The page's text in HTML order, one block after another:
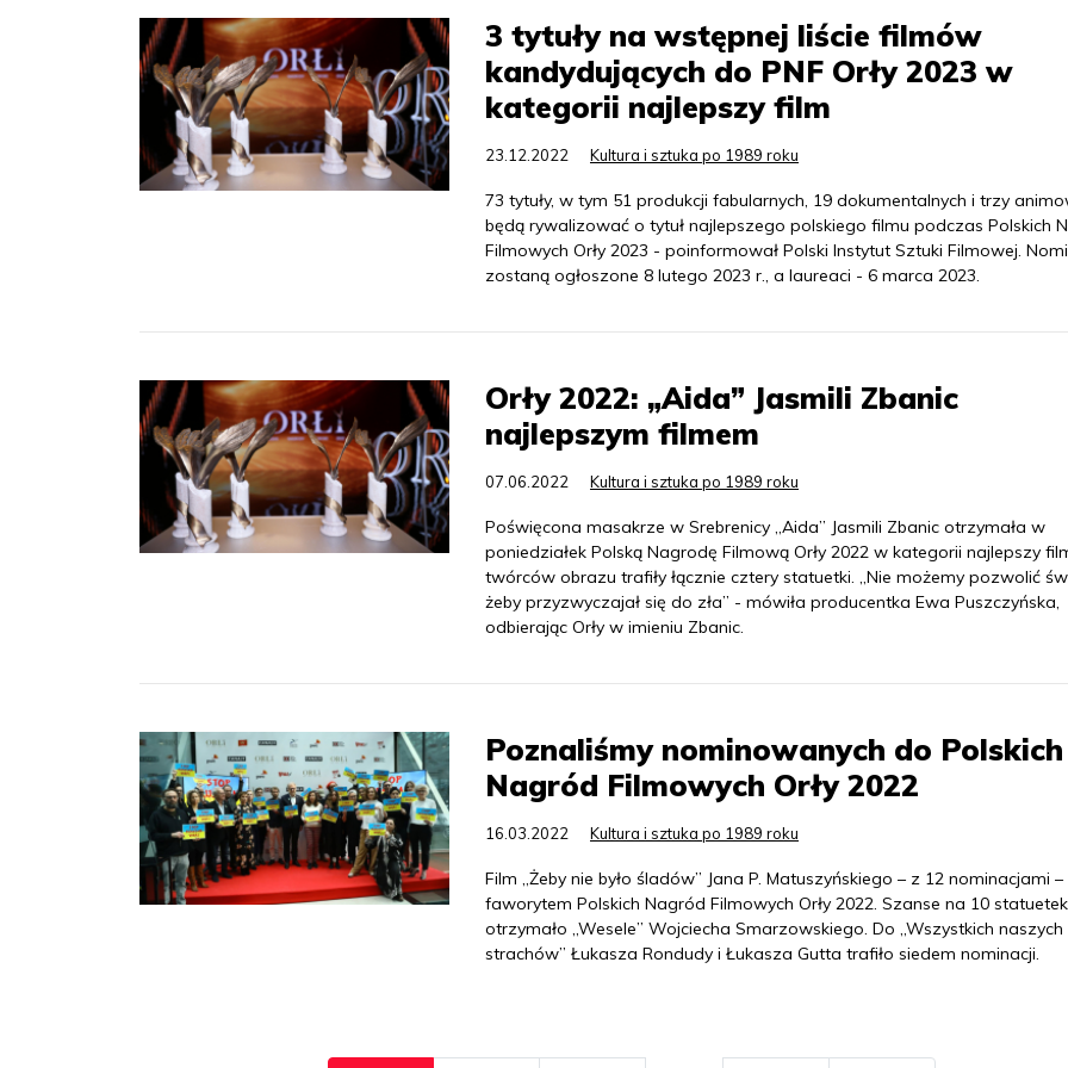
3 tytuły na wstępnej liście filmów
kandydujących do PNF Orły 2023 w
kategorii najlepszy film
23.12.2022 Kultura i sztuka po 1989 roku
73 tytuły, w tym 51 produkcji fabularnych, 19 dokumentalnych i trzy
będą rywalizować o tytuł najlepszego polskiego filmu podczas Polskich
Filmowych Orły 2023 - poinformował Polski Instytut Sztuki Filmowej.
zostaną ogłoszone 8 lutego 2023 r., a laureaci - 6 marca 2023.
Orły 2022: „Aida” Jasmili Zbanic
najlepszym filmem
07.06.2022 Kultura i sztuka po 1989 roku
Poświęcona masakrze w Srebrenicy „Aida” Jasmili Zbanic otrzymała w
poniedziałek Polską Nagrodę Filmową Orły 2022 w kategorii najlepszy
twórców obrazu trafiły łącznie cztery statuetki. „Nie możemy pozwolić
żeby przyzwyczajał się do zła” - mówiła producentka Ewa Puszczyńska,
odbierając Orły w imieniu Zbanic.
Poznaliśmy nominowanych do Polskich
Nagród Filmowych Orły 2022
16.03.2022 Kultura i sztuka po 1989 roku
Film „Żeby nie było śladów” Jana P. Matuszyńskiego – z 12 nominacjami –
faworytem Polskich Nagród Filmowych Orły 2022. Szanse na 10 statuetek
otrzymało „Wesele” Wojciecha Smarzowskiego. Do „Wszystkich naszych
strachów” Łukasza Rondudy i Łukasza Gutta trafiło siedem nominacji.